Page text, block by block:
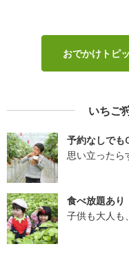
おでかけトピ
いちご
予約なしでも
思い立ったら
食べ放題あり
子供も大人も